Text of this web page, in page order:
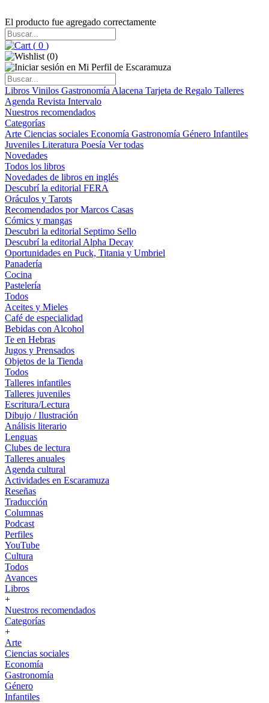
El producto fue agregado correctamente
( 0 )
(0)
Libros Vinilos Gastronomía Alacena Tarjeta de Regalo Talleres
Agenda Revista Intervalo
Nuestros recomendados
Categorías
Arte Ciencias sociales Economía Gastronomía Género Infantiles
Juveniles Literatura Poesía Ver todas
Novedades
Todos los libros
Novedades de libros en inglés
Descubrí la editorial FERA
Oráculos y Tarots
Recomendados por Marcos Casas
Cómics y mangas
Descubri la editorial Septimo Sello
Descubrí la editorial Alpha Decay
Oportunidades en Puck, Titania y Umbriel
Panadería
Cocina
Pastelería
Todos
Aceites y Mieles
Café de especialidad
Bebidas con Alcohol
Te en Hebras
Jugos y Prensados
Objetos de la Tienda
Todos
Talleres infantiles
Talleres juveniles
Escritura/Lectura
Dibujo / Ilustración
Análisis literario
Lenguas
Clubes de lectura
Talleres anuales
Agenda cultural
Actividades en Escaramuza
Reseñas
Traducción
Columnas
Podcast
Perfiles
YouTube
Cultura
Todos
Avances
Libros
+
Nuestros recomendados
Categorías
+
Arte
Ciencias sociales
Economía
Gastronomía
Género
Infantiles